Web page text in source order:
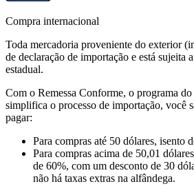
Compra internacional
Toda mercadoria proveniente do exterior
de declaração de importação e está sujeita
estadual.
Com o Remessa Conforme, o programa
simplifica o processo de importação, você
pagar:
Para compras até 50 dólares, isento
Para compras acima de 50,01 dólares
de 60%, com um desconto de 30
não há taxas extras na alfândega.